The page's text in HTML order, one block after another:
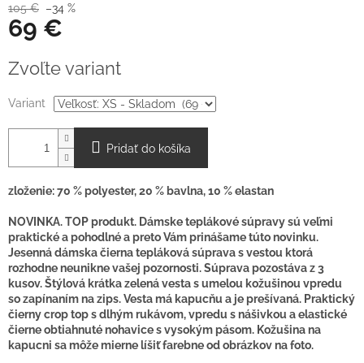
105 € –34 %
69 €
cena:
Zvoľte variant
Variant
Pridať do košíka
zloženie: 70 % polyester, 20 % bavlna, 10 % elastan
NOVINKA. TOP produkt. Dámske teplákové súpravy sú veľmi
praktické a pohodlné a preto Vám prinášame túto novinku.
Jesenná dámska čierna tepláková súprava s vestou ktorá
rozhodne neunikne vašej pozornosti. Súprava pozostáva z 3
kusov. Štýlová krátka zelená vesta s umelou kožušinou vpredu
so zapínaním na zips. Vesta má kapucňu a je prešívaná. Praktický
čierny crop top s dlhým rukávom, vpredu s nášivkou a elastické
čierne obtiahnuté nohavice s vysokým pásom. Kožušina na
kapucni sa môže mierne líšiť farebne od obrázkov na foto.